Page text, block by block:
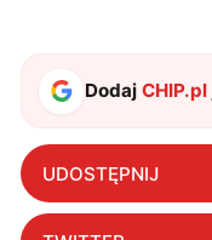
DodajCHIP.pl
UDOSTĘPNIJ